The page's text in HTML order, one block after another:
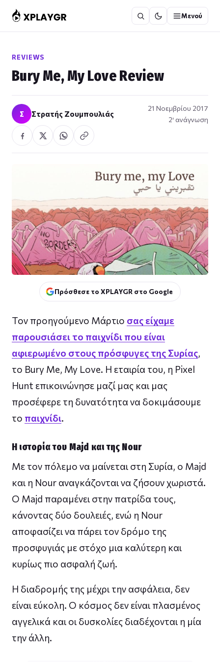
στο
περιεχόμενο
Μενού
REVIEWS
Bury Me, My Love Review
Σ Στρατής Ζουμπουλιάς
21 Νοεμβρίου 2017
2′ ανάγνωση
Πρόσθεσε το XPLAYGR στο Google
Τον προηγούμενο Μάρτιο σας είχαμε
παρουσιάσει το παιχνίδι που είναι
αφιερωμένο στους πρόσφυγες της Συρίας,
το Bury Me, My Love. Η εταιρία του, η Pixel
Hunt επικοινώνησε μαζί μας και μας
προσέφερε τη δυνατότητα να δοκιμάσουμε
το παιχνίδι.
Η ιστορία του Majd και της Nour
Με τον πόλεμο να μαίνεται στη Συρία, ο Majd
και η Nour αναγκάζονται να ζήσουν χωριστά.
Ο Majd παραμένει στην πατρίδα τους,
κάνοντας δύο δουλειές, ενώ η Nour
αποφασίζει να πάρει τον δρόμο της
προσφυγιάς με στόχο μια καλύτερη και
κυρίως πιο ασφαλή ζωή.
Η διαδρομής της μέχρι την ασφάλεια, δεν
είναι εύκολη. Ο κόσμος δεν είναι πλασμένος
αγγελικά και οι δυσκολίες διαδέχονται η μία
την άλλη.